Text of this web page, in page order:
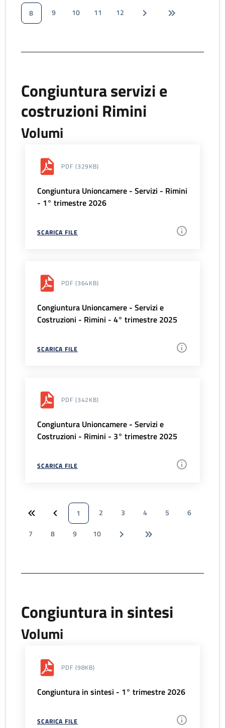
8
9 10 11 12
Congiuntura servizi e
costruzioni Rimini
Volumi
PDF (329KB)
Congiuntura Unioncamere - Servizi - Rimini
- 1° trimestre 2026
SCARICA FILE
PDF (364KB)
Congiuntura Unioncamere - Servizi e
Costruzioni - Rimini - 4° trimestre 2025
SCARICA FILE
PDF (342KB)
Congiuntura Unioncamere - Servizi e
Costruzioni - Rimini - 3° trimestre 2025
SCARICA FILE
1 2 3 4 5
6
7
8 9 10
Congiuntura in sintesi
Volumi
PDF (98KB)
Congiuntura in sintesi - 1° trimestre 2026
SCARICA FILE